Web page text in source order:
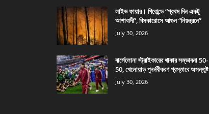
লাইভ ফায়ার। গিরোন্ডে “প্রথম দিন একটু
আশাবাদী”, বিসকারোসে আগুন “নিয়ন্ত্রনে”
July 30, 2026
বার্সেলোনা স্ট্রাইকারের থাকার সম্ভাবনা 50-
50, খেলোয়াড় পুনর্নবীকরণ প্রস্তাবে অসন্তুষ্ট
July 30, 2026